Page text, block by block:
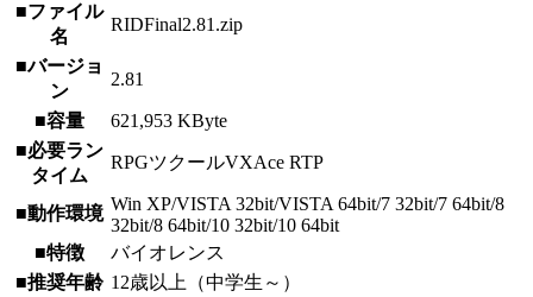
■ファイル
名
RIDFinal2.81.zip
■バージョ
ン
2.81
■容量
621,953 KByte
■必要ラン
タイム
RPGツクールVXAce RTP
■動作環境 Win XP/VISTA 32bit/VISTA 64bit/7 32bit/7 64bit/8
32bit/8 64bit/10 32bit/10 64bit
■特徴
バイオレンス
■推奨年齢 12歳以上（中学生～）